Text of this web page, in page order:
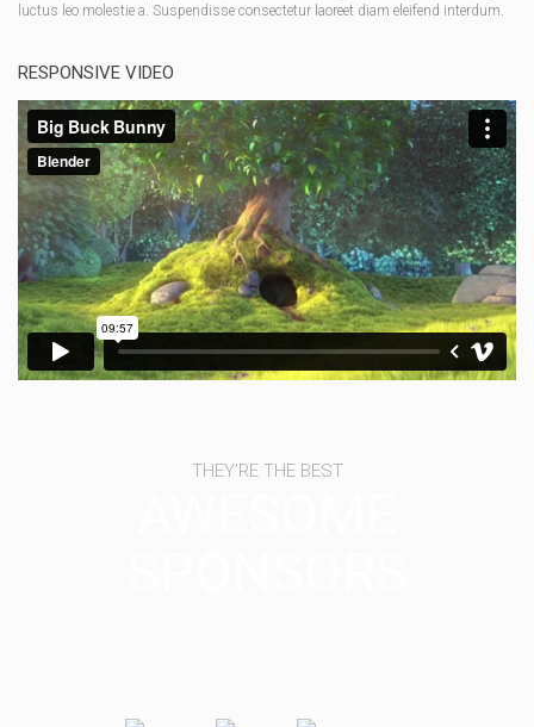
luctus leo molestie a. Suspendisse consectetur laoreet diam eleifend interdum.
RESPONSIVE VIDEO
THEY'RE THE BEST